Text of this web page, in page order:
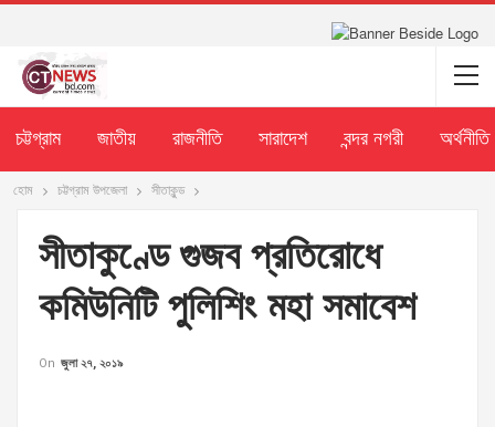
চট্টগ্রাম জাতীয় রাজনীতি সারাদেশ বন্দর নগরী অর্থনীতি
হোম চট্টগ্রাম উপজেলা সীতাকুন্ড
সীতাকুণ্ডে গুজব প্রতিরোধে
কমিউনিটি পুলিশিং মহা সমাবেশ
On জুলা ২৭, ২০১৯